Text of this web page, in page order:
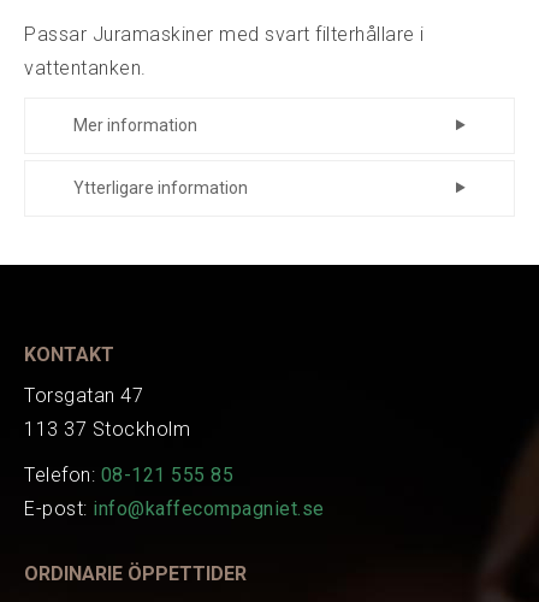
Passar Juramaskiner med svart filterhållare i
vattentanken.
Mer information
Kapacitet 50 liter.
Ytterligare information
KONTAKT
Torsgatan 47
113 37 Stockholm
Telefon: 08-121 555 85
E-post: info@kaffecompagniet.se
ORDINARIE ÖPPETTIDER